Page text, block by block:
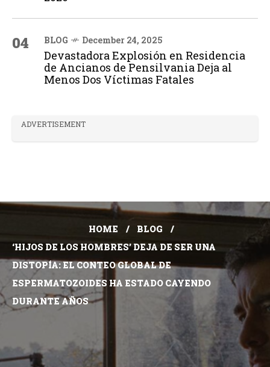
04 BLOG December 24, 2025
Devastadora Explosión en Residencia
de Ancianos de Pensilvania Deja al
Menos Dos Víctimas Fatales
ADVERTISEMENT
HOME
BLOG
‘HIJOS DE LOS HOMBRES’ DEJA DE SER UNA
DISTOPÍA: EL CONTEO GLOBAL DE
ESPERMATOZOIDES HA ESTADO CAYENDO
DURANTE AÑOS